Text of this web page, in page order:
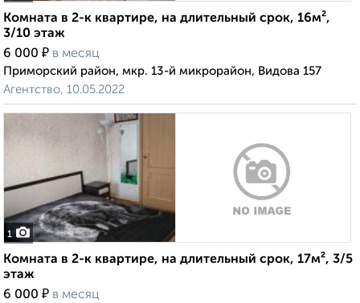
Комната в 2-к квартире, на длительный срок, 16м²,
3/10 этаж
6 000 ₽ в месяц
Приморский район, мкр. 13-й микрорайон, Видова 157
Агентство, 10.05.2022
1
Комната в 2-к квартире, на длительный срок, 17м², 3/5
этаж
6 000 ₽ в месяц